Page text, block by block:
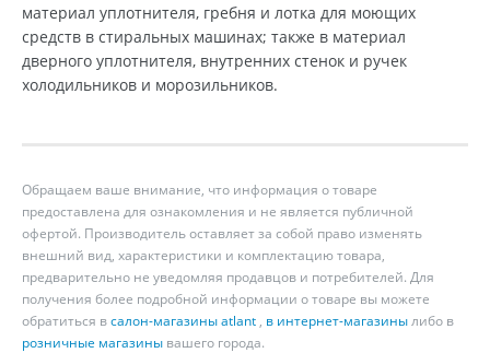
материал уплотнителя, гребня и лотка для моющих
средств в стиральных машинах; также в материал
дверного уплотнителя, внутренних стенок и ручек
холодильников и морозильников.
Обращаем ваше внимание, что информация о товаре
предоставлена для ознакомления и не является публичной
офертой. Производитель оставляет за собой право изменять
внешний вид, характеристики и комплектацию товара,
предварительно не уведомляя продавцов и потребителей. Для
получения более подробной информации о товаре вы можете
обратиться всалон-магазины atlant , в интернет-магазинылибо в
розничные магазины вашего города.